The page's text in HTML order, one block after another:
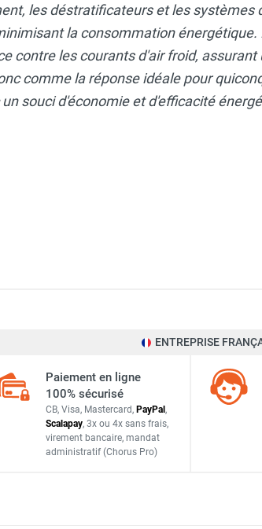
les déstratificateurs et les systèmes
la consommation énergétique.
contre les courants d'air froid, assurant
comme la réponse idéale pour
souci d'économie et d'efficacité
ENTREPRISE
Paiement en ligne
100% sécurisé
CB, Visa, Mastercard, PayPal ,
Scalapay, 3x ou 4x sans frais,
virement bancaire, mandat
administratif (Chorus Pro)